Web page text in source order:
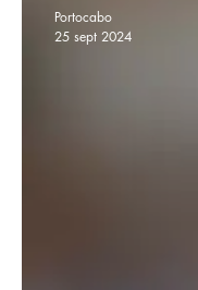
Portocabo
25 sept 2024